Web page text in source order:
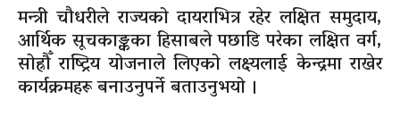
मन्त्री चौधरीले राज्यको दायराभित्र रहेर लक्षित समुदाय,
आर्थिक सूचकाङ्कका हिसाबले पछाडि परेका लक्षित वर्ग,
सोह्रौँ राष्ट्रिय योजनाले लिएको लक्ष्यलाई केन्द्रमा राखेर
कार्यक्रमहरू बनाउनुपर्ने बताउनुभयो ।